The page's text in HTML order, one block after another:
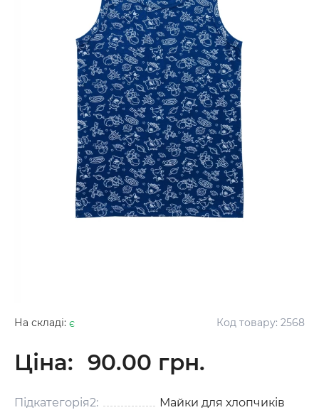
На складі: є Код товару: 2568
Ціна: 90.00 грн.
Підкатегорія2: Майки для хлопчиків